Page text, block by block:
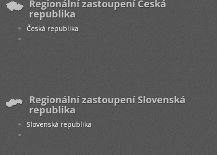
Regionální zastoupení Česká
republika
Česká republika
Regionální zastoupení Slovenská
republika
Slovenská republika